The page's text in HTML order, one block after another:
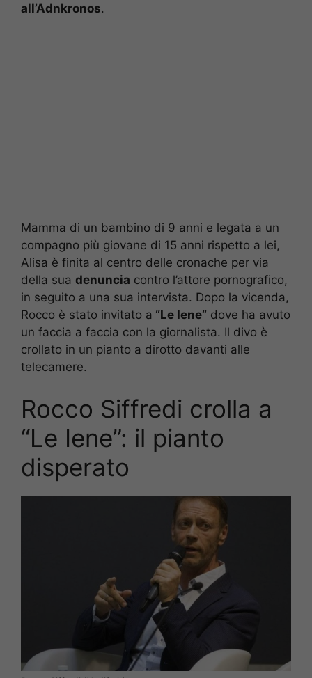
all’Adnkronos.
Mamma di un bambino di 9 anni e legata a un
compagno più giovane di 15 anni rispetto a lei,
Alisa è finita al centro delle cronache per via
della sua denuncia contro l’attore pornografico,
in seguito a una sua intervista. Dopo la vicenda,
Rocco è stato invitato a “Le Iene” dove ha avuto
un faccia a faccia con la giornalista. Il divo è
crollato in un pianto a dirotto davanti alle
telecamere.
Rocco Siffredi crolla a
“Le Iene”: il pianto
disperato